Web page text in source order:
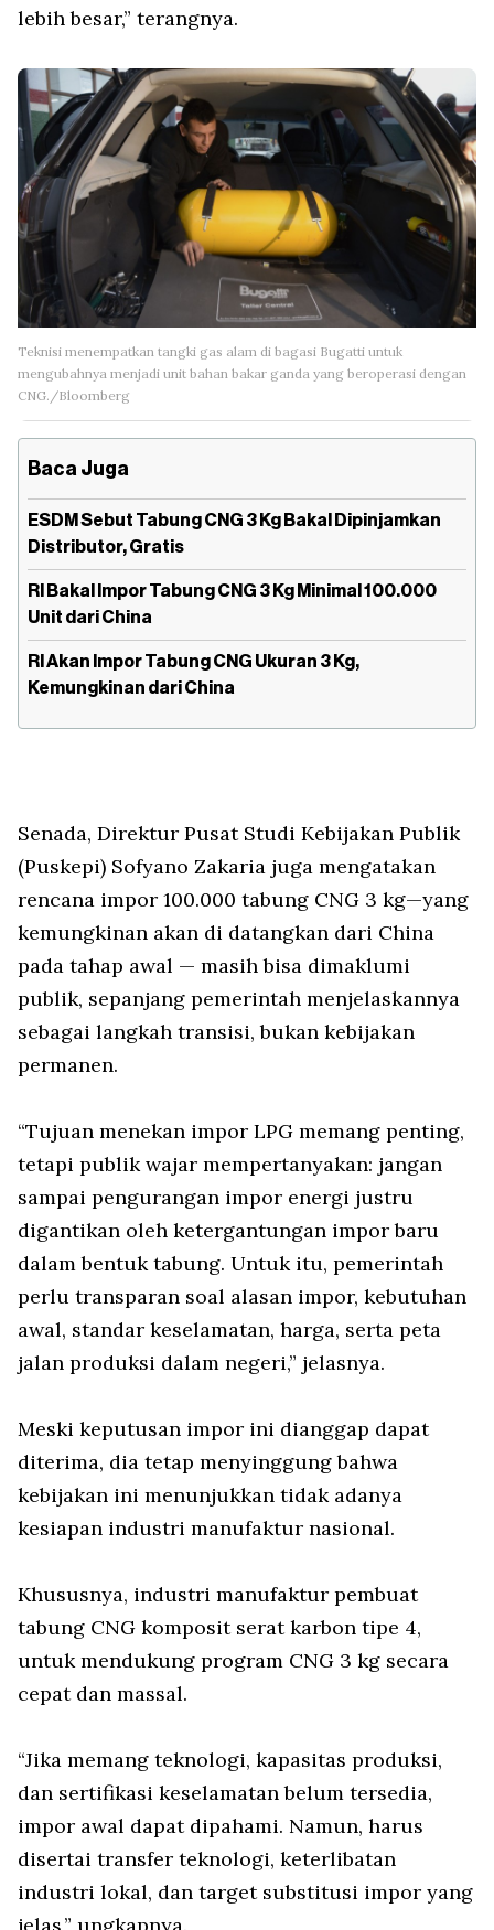
lebih besar,” terangnya.
Teknisi menempatkan tangki gas alam di bagasi Bugatti untuk
mengubahnya menjadi unit bahan bakar ganda yang beroperasi dengan
CNG./Bloomberg
Baca Juga
ESDM Sebut Tabung CNG 3 Kg Bakal Dipinjamkan
Distributor, Gratis
RI Bakal Impor Tabung CNG 3 Kg Minimal 100.000
Unit dari China
RI Akan Impor Tabung CNG Ukuran 3 Kg,
Kemungkinan dari China
Senada, Direktur Pusat Studi Kebijakan Publik
(Puskepi) Sofyano Zakaria juga mengatakan
rencana impor 100.000 tabung CNG 3 kg—yang
kemungkinan akan di datangkan dari China
pada tahap awal — masih bisa dimaklumi
publik, sepanjang pemerintah menjelaskannya
sebagai langkah transisi, bukan kebijakan
permanen.
“Tujuan menekan impor LPG memang penting,
tetapi publik wajar mempertanyakan: jangan
sampai pengurangan impor energi justru
digantikan oleh ketergantungan impor baru
dalam bentuk tabung. Untuk itu, pemerintah
perlu transparan soal alasan impor, kebutuhan
awal, standar keselamatan, harga, serta peta
jalan produksi dalam negeri,” jelasnya.
Meski keputusan impor ini dianggap dapat
diterima, dia tetap menyinggung bahwa
kebijakan ini menunjukkan tidak adanya
kesiapan industri manufaktur nasional.
Khususnya, industri manufaktur pembuat
tabung CNG komposit serat karbon tipe 4,
untuk mendukung program CNG 3 kg secara
cepat dan massal.
“Jika memang teknologi, kapasitas produksi,
dan sertifikasi keselamatan belum tersedia,
impor awal dapat dipahami. Namun, harus
disertai transfer teknologi, keterlibatan
industri lokal, dan target substitusi impor yang
jelas,” ungkapnya.